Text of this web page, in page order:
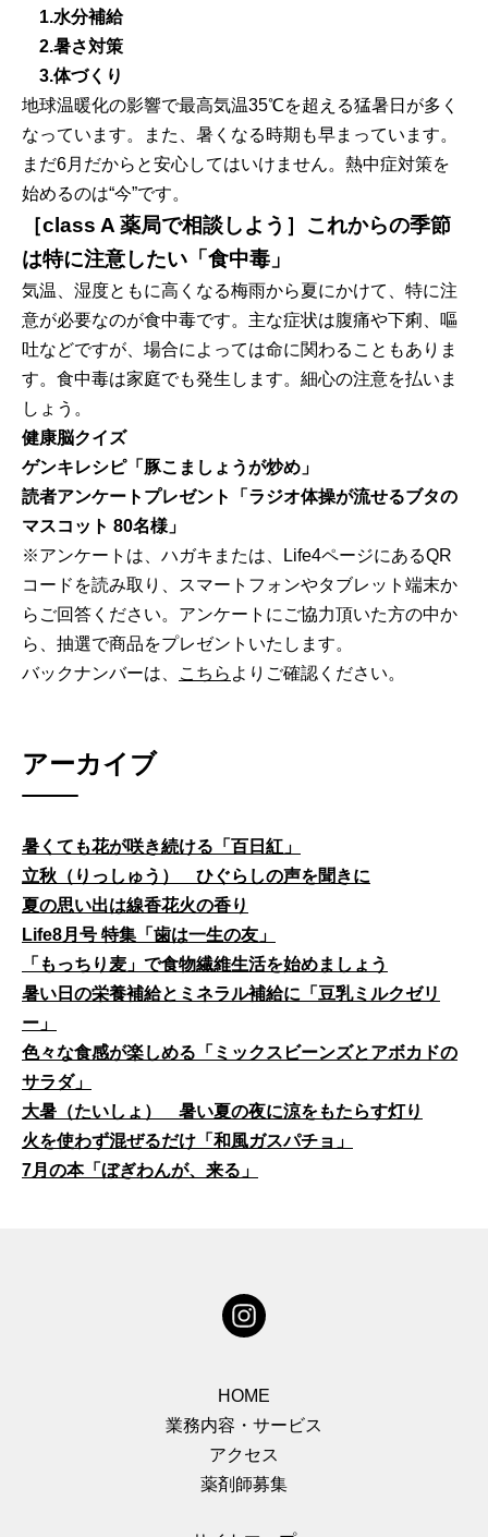
1.水分補給
2.暑さ対策
3.体づくり
地球温暖化の影響で最高気温35℃を超える猛暑日が多く
なっています。また、暑くなる時期も早まっています。
まだ6月だからと安心してはいけません。熱中症対策を
始めるのは“今”です。
［class A 薬局で相談しよう］これからの季節
は特に注意したい「食中毒」
気温、湿度ともに高くなる梅雨から夏にかけて、特に注
意が必要なのが食中毒です。主な症状は腹痛や下痢、嘔
吐などですが、場合によっては命に関わることもありま
す。食中毒は家庭でも発生します。細心の注意を払いま
しょう。
健康脳クイズ
ゲンキレシピ「豚こましょうが炒め」
読者アンケートプレゼント「ラジオ体操が流せるブタの
マスコット 80名様」
※アンケートは、ハガキまたは、Life4ページにあるQR
コードを読み取り、スマートフォンやタブレット端末か
らご回答ください。アンケートにご協力頂いた方の中か
ら、抽選で商品をプレゼントいたします。
バックナンバーは、
こちら よりご確認ください。
アーカイブ
暑くても花が咲き続ける「百日紅」
立秋（りっしゅう） ひぐらしの声を聞きに
夏の思い出は線香花火の香り
Life8月号 特集「歯は一生の友」
「もっちり麦」で食物繊維生活を始めましょう
暑い日の栄養補給とミネラル補給に「豆乳ミルクゼリ
ー」
色々な食感が楽しめる「ミックスビーンズとアボカドの
サラダ」
大暑（たいしょ） 暑い夏の夜に涼をもたらす灯り
火を使わず混ぜるだけ「和風ガスパチョ」
7月の本「ぼぎわんが、来る」
HOME
業務内容・サービス
アクセス
薬剤師募集